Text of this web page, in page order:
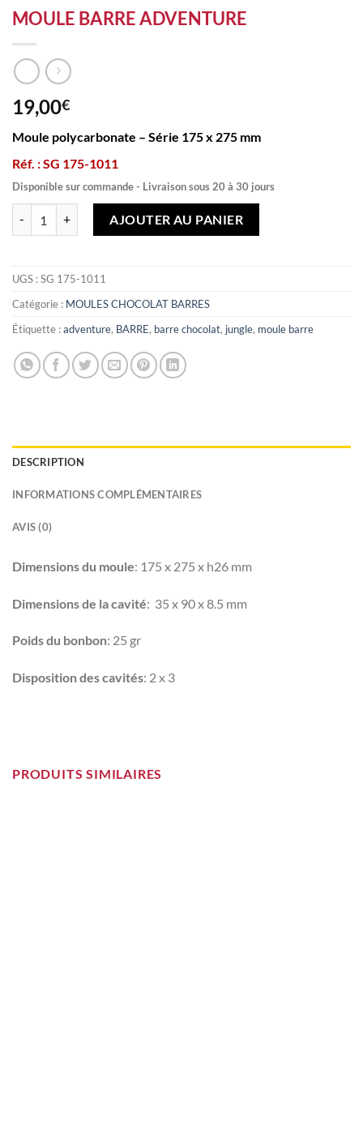
MOULE BARRE ADVENTURE
19,00€
Moule polycarbonate – Série 175 x 275 mm
Réf. : SG 175-1011
Disponible sur commande - Livraison sous 20 à 30 jours
AJOUTER AU PANIER
UGS :SG 175-1011
Catégorie : MOULES CHOCOLAT BARRES
Étiquette :adventure, BARRE, barre chocolat, jungle, moule barre
DESCRIPTION
INFORMATIONS COMPLÉMENTAIRES
AVIS (0)
Dimensions du moule: 175 x 275 x h26 mm
Dimensions de la cavité: 35 x 90 x 8.5 mm
Poids du bonbon: 25 gr
Disposition des cavités: 2 x 3
PRODUITS SIMILAIRES